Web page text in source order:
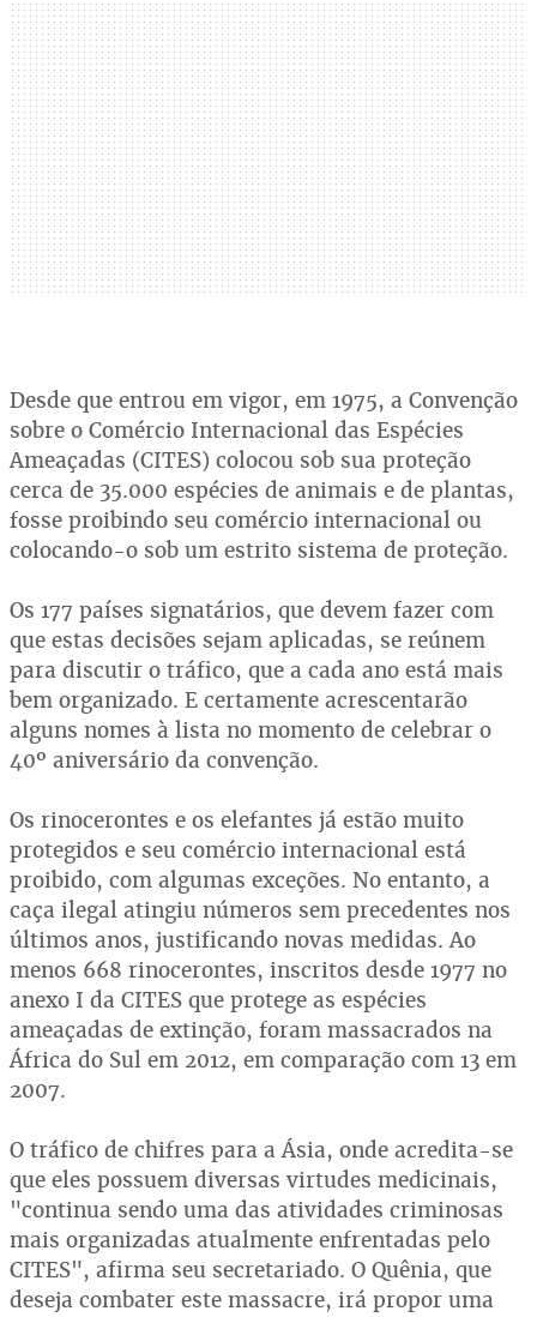
Desde que entrou em vigor, em 1975, a Convenção
sobre o Comércio Internacional das Espécies
Ameaçadas (CITES) colocou sob sua proteção
cerca de 35.000 espécies de animais e de plantas,
fosse proibindo seu comércio internacional ou
colocando-o sob um estrito sistema de proteção.
Os 177 países signatários, que devem fazer com
que estas decisões sejam aplicadas, se reúnem
para discutir o tráfico, que a cada ano está mais
bem organizado. E certamente acrescentarão
alguns nomes à lista no momento de celebrar o
40º aniversário da convenção.
Os rinocerontes e os elefantes já estão muito
protegidos e seu comércio internacional está
proibido, com algumas exceções. No entanto, a
caça ilegal atingiu números sem precedentes nos
últimos anos, justificando novas medidas. Ao
menos 668 rinocerontes, inscritos desde 1977 no
anexo I da CITES que protege as espécies
ameaçadas de extinção, foram massacrados na
África do Sul em 2012, em comparação com 13 em
2007.
O tráfico de chifres para a Ásia, onde acredita-se
que eles possuem diversas virtudes medicinais,
"continua sendo uma das atividades criminosas
mais organizadas atualmente enfrentadas pelo
CITES", afirma seu secretariado. O Quênia, que
deseja combater este massacre, irá propor uma